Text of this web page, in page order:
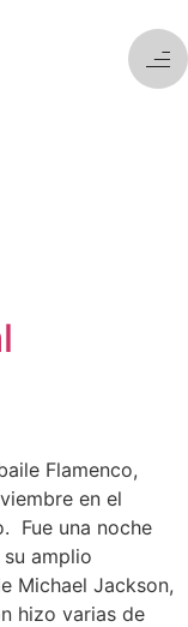
Flamenco,
en el
Fue una noche
amplio
Michael Jackson,
hizo varias de